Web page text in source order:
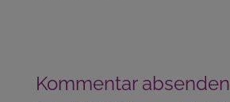
Kommentar absenden